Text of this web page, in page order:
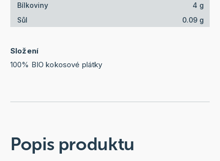
Bílkoviny
4 g
Sůl
0.09 g
Složení
100% BIO kokosové plátky
Popis produktu